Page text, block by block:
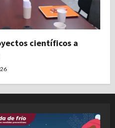
científicos a